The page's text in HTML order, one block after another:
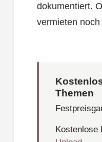
dokumentiert.
vermieten
Themen
Kostenlose